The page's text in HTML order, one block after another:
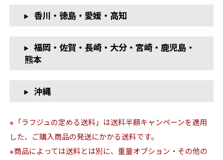
香川・徳島・愛媛・高知
福岡・佐賀・長崎・大分・宮崎・鹿児島・
熊本
沖縄
※「ラフジュの定める送料」は送料半額キャンペーンを適用
した、ご購入商品の発送にかかる送料です。
※商品によっては送料とは別に、重量オプション・その他の